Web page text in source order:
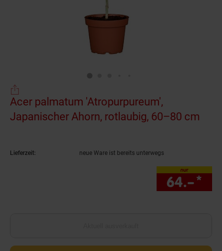
Acer palmatum 'Atropurpureum',
Japanischer Ahorn, rotlaubig, 60–80 cm
Lieferzeit: neue Ware ist bereits unterwegs
nur
64.–*